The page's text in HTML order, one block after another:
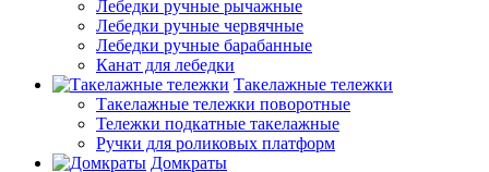
Лебедки ручные рычажные
Лебедки ручные червячные
Лебедки ручные барабанные
Канат для лебедки
Такелажные тележки
Такелажные тележки поворотные
Тележки подкатные такелажные
Ручки для роликовых платформ
Домкраты